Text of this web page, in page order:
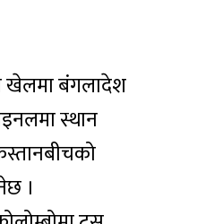
खेलमा बंगलादेश
स्थान
।